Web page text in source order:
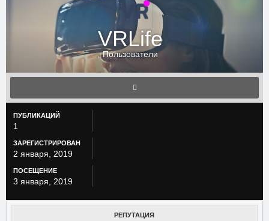
VRLife
Пользователи
ПУБЛИКАЦИЙ
1
ЗАРЕГИСТРИРОВАН
2 января, 2019
ПОСЕЩЕНИЕ
3 января, 2019
РЕПУТАЦИЯ